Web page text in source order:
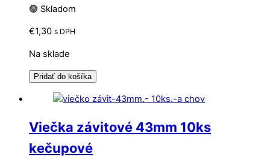
🟢 Skladom
€1,30 s DPH
Na sklade
Pridať do košíka
Viečka závitové 43mm 10ks
kečupové